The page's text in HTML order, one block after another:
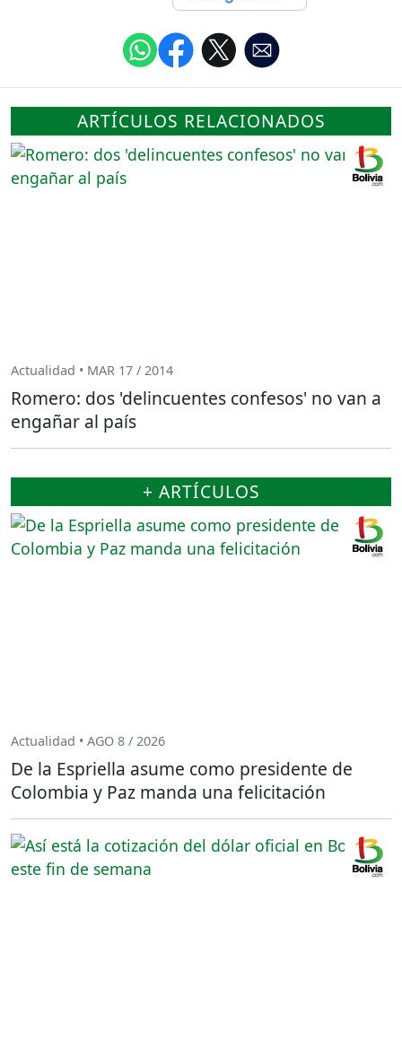
ARTÍCULOS RELACIONADOS
Actualidad • MAR 17 / 2014
Romero: dos 'delincuentes confesos' no van a
engañar al país
+ ARTÍCULOS
Actualidad • AGO 8 / 2026
De la Espriella asume como presidente de
Colombia y Paz manda una felicitación